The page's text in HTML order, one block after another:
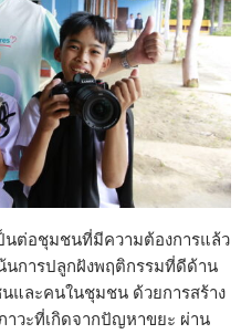
นต่อชุมชนที่มีความต้องการแล้ว
น้นการปลูกฝังพฤติกรรมที่ดีด้าน
และคนในชุมชน ด้วยการสร้าง
วะที่เกิดจากปัญหาขยะ ผ่าน